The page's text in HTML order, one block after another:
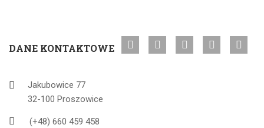
DANE KONTAKTOWE
Jakubowice 77
32-100 Proszowice
(+48) 660 459 458